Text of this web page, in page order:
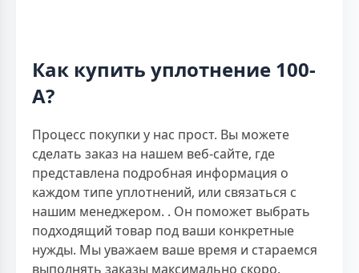
Как купить уплотнение 100-
A?
Процесс покупки у нас прост. Вы можете
сделать заказ на нашем веб-сайте, где
представлена подробная информация о
каждом типе уплотнений, или связаться с
нашим менеджером. . Он поможет выбрать
подходящий товар под ваши конкретные
нужды. Мы уважаем ваше время и стараемся
выполнять заказы максимально скоро.